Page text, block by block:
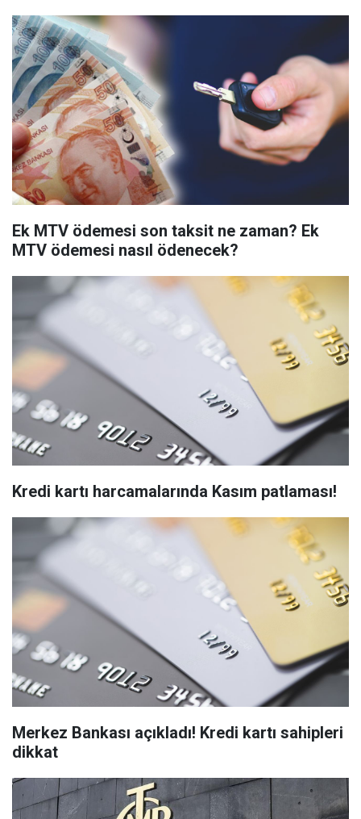
Ek MTV ödemesi son taksit ne zaman? Ek
MTV ödemesi nasıl ödenecek?
Kredi kartı harcamalarında Kasım patlaması!
Merkez Bankası açıkladı! Kredi kartı sahipleri
dikkat